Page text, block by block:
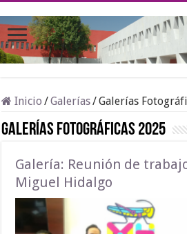
Inicio /Galerías/Galerías
Galerías Fotográficas 2025
Galería: Reunión de
Miguel Hidalgo